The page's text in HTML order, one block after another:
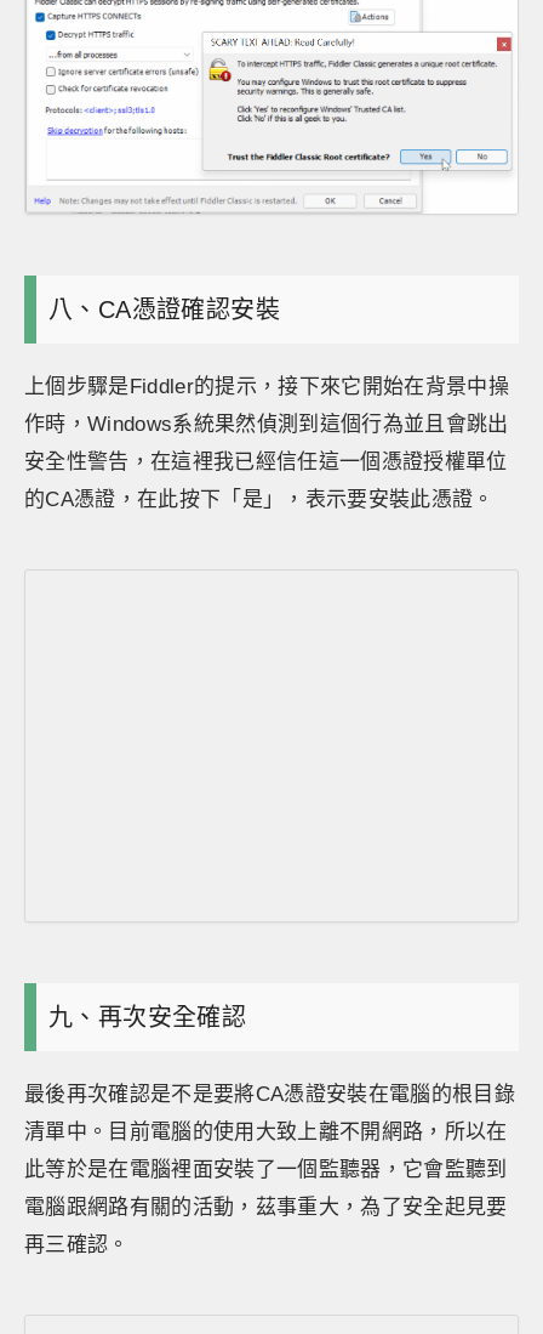
八、CA憑證確認安裝
上個步驟是Fiddler的提示，接下來它開始在背景中操
作時，Windows系統果然偵測到這個行為並且會跳出
安全性警告，在這裡我已經信任這一個憑證授權單位
的CA憑證，在此按下「是」，表示要安裝此憑證。
九、再次安全確認
最後再次確認是不是要將CA憑證安裝在電腦的根目錄
清單中。目前電腦的使用大致上離不開網路，所以在
此等於是在電腦裡面安裝了一個監聽器，它會監聽到
電腦跟網路有關的活動，茲事重大，為了安全起見要
再三確認。